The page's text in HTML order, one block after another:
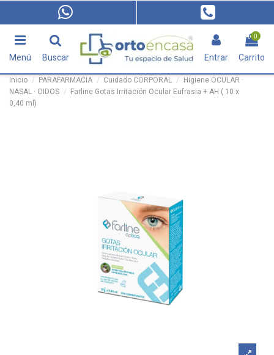
Menú Buscar Entrar
0
Carrito
Inicio PARAFARMACIA Cuidado CORPORAL
Higiene OCULAR ·
NASAL · OIDOS
Farline Gotas Irritación Ocular Eufrasia + AH ( 10 x
0,40 ml)